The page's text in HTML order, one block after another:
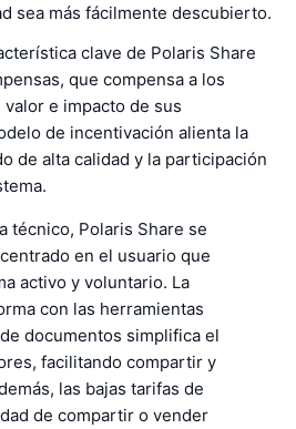
sea más fácilmente descubierto.
clave de Polaris Share
que compensa a los
e impacto de sus
de incentivación alienta la
de alta calidad y la participación
técnico, Polaris Share se
en el usuario que
activo y voluntario. La
con las herramientas
documentos simplifica el
facilitando compartir y
las bajas tarifas de
de compartir o vender